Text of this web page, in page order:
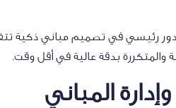
رئيسي في تصميم مباني ذكية
بدقة عالية في أقل وقت.
المباني